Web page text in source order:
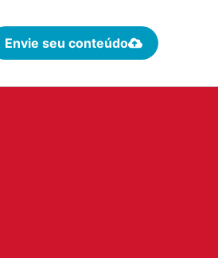
Envie seu conteúdo